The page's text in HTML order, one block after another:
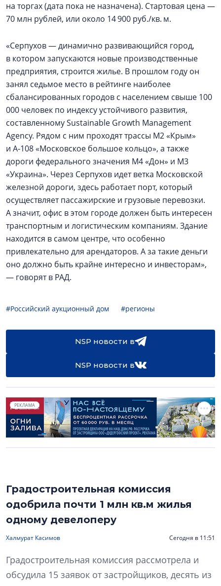
на торгах (дата пока не назначена). Стартовая цена —
70 млн рублей, или около 14 900 руб./кв. м.
«Серпухов — динамично развивающийся город,
в котором запускаются новые производственные
предприятия, строится жилье. В прошлом году он
занял седьмое место в рейтинге наиболее
сбалансированных городов с населением свыше 100
000 человек по индексу устойчивого развития,
составленному Sustainable Growth Management
Agency. Рядом с ним проходят трассы М2 «Крым»
и А‑108 «Московское большое кольцо», а также
дороги федерального значения М4 «Дон» и М3
«Украина». Через Серпухов идет ветка Московской
железной дороги, здесь работает порт, который
осуществляет пассажирские и грузовые перевозки.
А значит, офис в этом городе должен быть интересен
транспортным и логистическим компаниям. Здание
находится в самом центре, что особенно
привлекательно для арендаторов. А за такие деньги
оно должно быть крайне интересно и инвесторам»,
— говорят в РАД.
#Российский аукционный дом #регионы
NSP новости в
NSP новости в
РЕКЛАМА
Градостроительная комиссия
одобрила почти 1 млн кв.м жилья
одному девелоперу
Халмурат Касимов Сегодня в 11:51
Градостроительная комиссия рассмотрела и
обсудила 15 заявок от застройщиков, десять из